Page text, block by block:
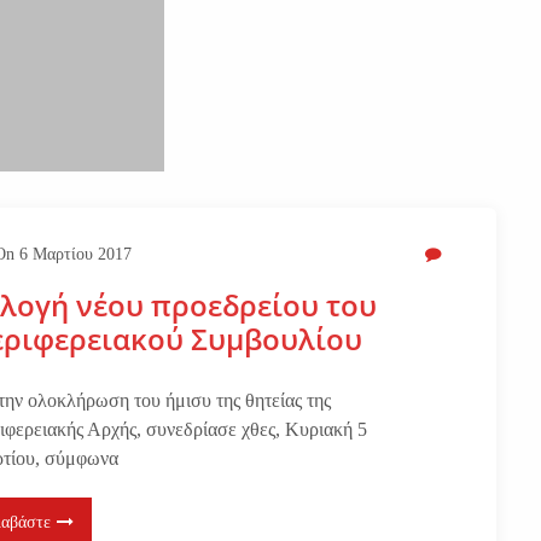
6 Μαρτίου 2017
νέου προεδρείου του
Συμβουλίου
ολοκλήρωση του ήμισυ της θητείας της
Αρχής, συνεδρίασε χθες, Κυριακή 5
σύμφωνα